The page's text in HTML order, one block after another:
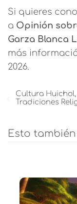
Si quieres
a Opinión
Garza Blanca
más
2026.
Cultura
Tradiciones
Esto